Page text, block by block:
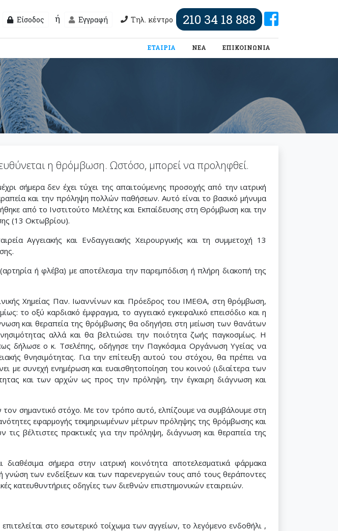
Είσοδος ή Εγγραφή Τηλ. κέντρο 210 34 18 888
ΕΤΑΙΡΙΑ (τωρινή)
ΝΕΑ ΕΠΙΚΟΙΝΩΝΙΑ
η θρόμβωση. Ωστόσο, μπορεί να προληφθεί.
σήμερα δεν έχει τύχει της απαιτούμενης προσοχής από την ιατρική
και την πρόληψη πολλών παθήσεων. Αυτό είναι το βασικό μήνυμα
από το Ινστιτούτο Μελέτης και Εκπαίδευσης στη Θρόμβωση και την
(13 Οκτωβρίου).
Αγγειακής και Ενδαγγειακής Χειρουργικής και τη συμμετοχή 13
ή φλέβα) με αποτέλεσμα την παρεμπόδιση ή πλήρη διακοπή της
Χημείας Παν. Ιωαννίνων και Πρόεδρος του ΙΜΕΘΑ, στη θρόμβωση,
το οξύ καρδιακό έμφραγμα, το αγγειακό εγκεφαλικό επεισόδιο και η
και θεραπεία της θρόμβωσης θα οδηγήσει στη μείωση των θανάτων
αλλά και θα βελτιώσει την ποιότητα ζωής παγκοσμίως. Η
δήλωσε ο κ. Τσελέπης, οδήγησε την Παγκόσμια Οργάνωση Υγείας να
θνησιμότητας. Για την επίτευξη αυτού του στόχου, θα πρέπει να
με συνεχή ενημέρωση και ευαισθητοποίηση του κοινού (ιδιαίτερα των
και των αρχών ως προς την πρόληψη, την έγκαιρη διάγνωση και
σημαντικό στόχο. Με τον τρόπο αυτό, ελπίζουμε να συμβάλουμε στη
εφαρμογής τεκμηριωμένων μέτρων πρόληψης της θρόμβωσης και
βέλτιστες πρακτικές για την πρόληψη, διάγνωση και θεραπεία της
σήμερα στην ιατρική κοινότητα αποτελεσματικά φάρμακα
γνώση των ενδείξεων και των παρενεργειών τους από τους θεράποντες
κατευθυντήριες οδηγίες των διεθνών επιστημονικών εταιρειών.
στο εσωτερικό τοίχωμα των αγγείων, το λεγόμενο ενδοθήλι ,